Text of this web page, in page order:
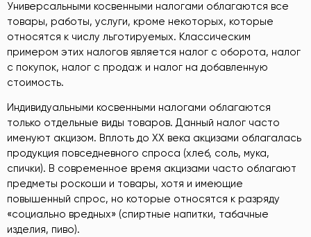
Универсальными косвенными налогами облагаются все
товары, работы, услуги, кроме некоторых, которые
относятся к числу льготируемых. Классическим
примером этих налогов является налог с оборота, налог
с покупок, налог с продаж и налог на добавленную
стоимость.
Индивидуальными косвенными налогами облагаются
только отдельные виды товаров. Данный налог часто
именуют акцизом. Вплоть до XX века акцизами облагалась
продукция повседневного спроса (хлеб, соль, мука,
спички). В современное время акцизами часто облагают
предметы роскоши и товары, хотя и имеющие
повышенный спрос, но которые относятся к разряду
«социально вредных» (спиртные напитки, табачные
изделия, пиво).